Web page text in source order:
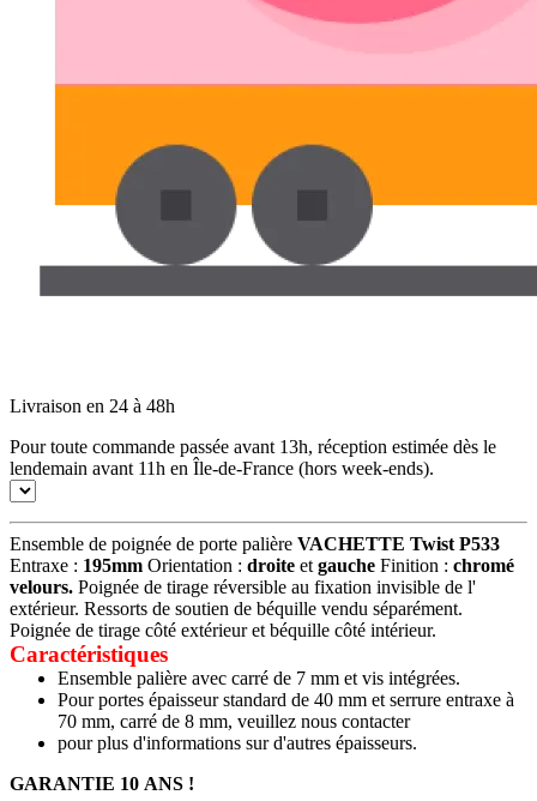
Livraison en 24 à 48h
Pour toute commande passée avant 13h, réception estimée dès le
lendemain avant 11h en Île-de-France (hors week-ends).
Ensemble de poignée de porte palière VACHETTE Twist P533
Entraxe : 195mm Orientation : droite et gauche Finition : chromé
velours. Poignée de tirage réversible au fixation invisible de l'
extérieur. Ressorts de soutien de béquille vendu séparément.
Poignée de tirage côté extérieur et béquille côté intérieur.
Caractéristiques
Ensemble palière avec carré de 7 mm et vis intégrées.
Pour portes épaisseur standard de 40 mm et serrure entraxe à
70 mm, carré de 8 mm, veuillez nous contacter
pour plus d'informations sur d'autres épaisseurs.
GARANTIE 10 ANS !